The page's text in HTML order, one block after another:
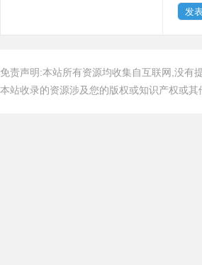
发
免责声明:本站所有资源均收集自互联网,没有
本站收录的资源涉及您的版权或知识产权或